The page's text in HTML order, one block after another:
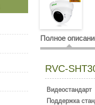
Полное
RVC-
Видеостандарт
Поддержка